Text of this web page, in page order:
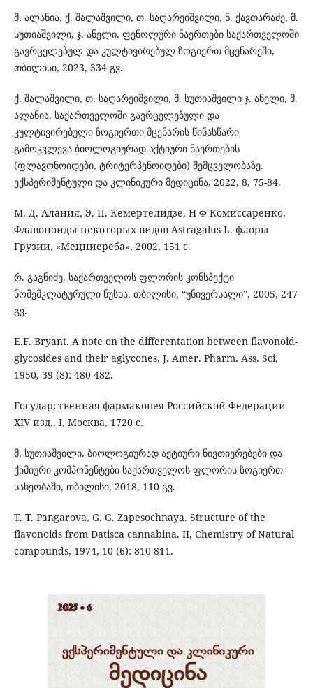
მ. ალანია, ქ. შალაშვილი, თ. საღარეიშვილი, ნ. ქავთარაძე, მ.
სუთიაშვილი, ჯ. ანელი. ფენოლური ნაერთები საქართველოში
გავრცელებულ და კულტივირებულ ზოგიერთ მცენარეში,
თბილისი, 2023, 334 გვ.
ქ. შალაშვილი, თ. საღარეიშვილი, მ. სუთიაშვილი ჯ. ანელი, მ.
ალანია. საქართველოში გავრცელებული და
კულტივირებული ზოგიერთი მცენარის წინასწარი
გამოკვლევა ბიოლოგიურად აქტიური ნაერთების
(ფლავონოიდები, ტრიტერპენოიდები) შემცველობაზე.
ექსპერიმენტული და კლინიკური მედიცინა, 2022, 8, 75-84.
М. Д. Алания, Э. П. Кемертелидзе, Н Ф Комиссаренко.
Флавоноиды некоторых видов Astragalus L. флоры
Грузии, «Мецниереба», 2002, 151 с.
რ. გაგნიძე. საქართველოს ფლორის კონსპექტი
ნომემკლატურული ნუსხა. თბილისი, “უნივერსალი”, 2005, 247
გვ.
E.F. Bryant. A note on the differentation between flavonoid-
glycosides and their aglycones, J. Amer. Pharm. Ass. Sci,
1950, 39 (8): 480-482.
Государственная фармакопея Российской Федерации
XIV изд., I, Москва, 1720 с.
მ. სუთიაშვილი. ბიოლოგიურად აქტიური ნივთიერებები და
ქიმიური კომპონენტები საქართველოს ფლორის ზოგიერთ
სახეობაში, თბილისი, 2018, 110 გვ.
T. T. Pangarova, G. G. Zapesochnaya. Structure of the
flavonoids from Datisca cannabina. II, Chemistry of Natural
compounds, 1974, 10 (6): 810-811.